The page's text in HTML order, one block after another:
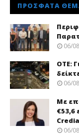
ΠΡΌΣΦΑΤΑ
06/
ΟΤΕ:
06/
Με
€53,6
06/